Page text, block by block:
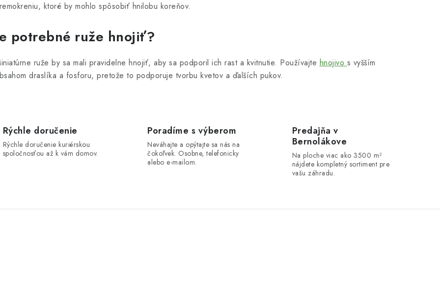
ktoré by mohlo spôsobiť hnilobu koreňov.
potrebné ruže hnojiť?
ruže by sa mali pravidelne hnojiť, aby sa podporil ich rast a kvitnutie. Používajte hnojivo s vyšším
draslíka a fosforu, pretože to podporuje tvorbu kvetov a ďalších pukov.
Rýchle doručenie
Rýchle doručenie kuriérskou
spoločnosťou až k vám domov.
Poradíme s výberom
Neváhajte a opýtajte sa nás na
čokoľvek. Osobne, telefonicky
alebo e-mailom.
Predajňa v
Bernolákove
Na ploche viac ako 3500 m²
nájdete kompletný sortiment pre
vašu záhradu.